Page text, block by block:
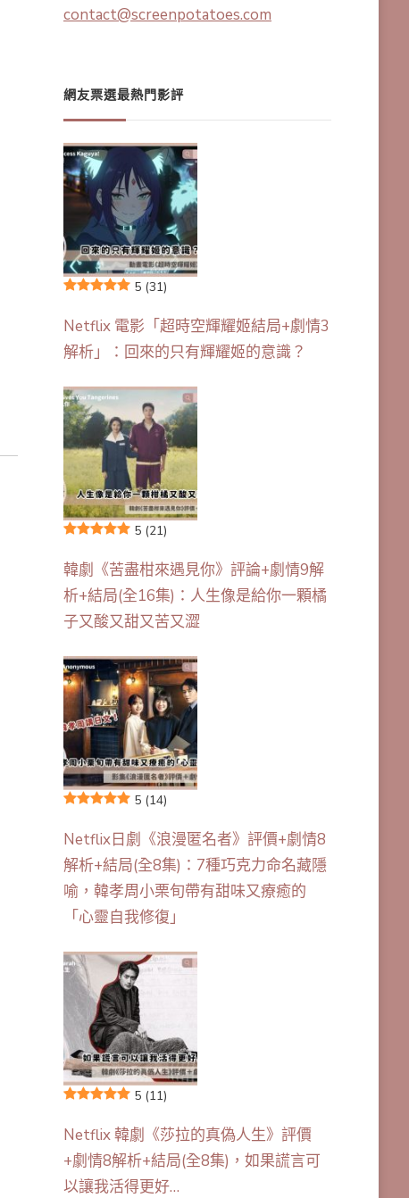
contact@screenpotatoes.com
網友票選最熱門影評
5 (31)
Netflix 電影「超時空輝耀姬結局+劇情3
解析」：回來的只有輝耀姬的意識？
5 (21)
韓劇《苦盡柑來遇見你》評論+劇情9解
析+結局(全16集)：人生像是給你一顆橘
子又酸又甜又苦又澀
5 (14)
Netflix日劇《浪漫匿名者》評價+劇情8
解析+結局(全8集)：7種巧克力命名藏隱
喻，韓孝周小栗旬帶有甜味又療癒的
「心靈自我修復」
5 (11)
Netflix 韓劇《莎拉的真偽人生》評價
+劇情8解析+結局(全8集)，如果謊言可
以讓我活得更好…